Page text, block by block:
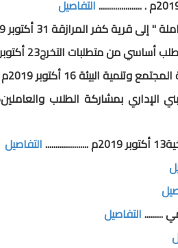
التفاصيل
31 أكتوبر 2019م .....................
16 أكتوبر 2019م " .....................
الطلاب والعاملين15 أكتوبر 2019م " .....................
التفاصيل
.........التفاصيل